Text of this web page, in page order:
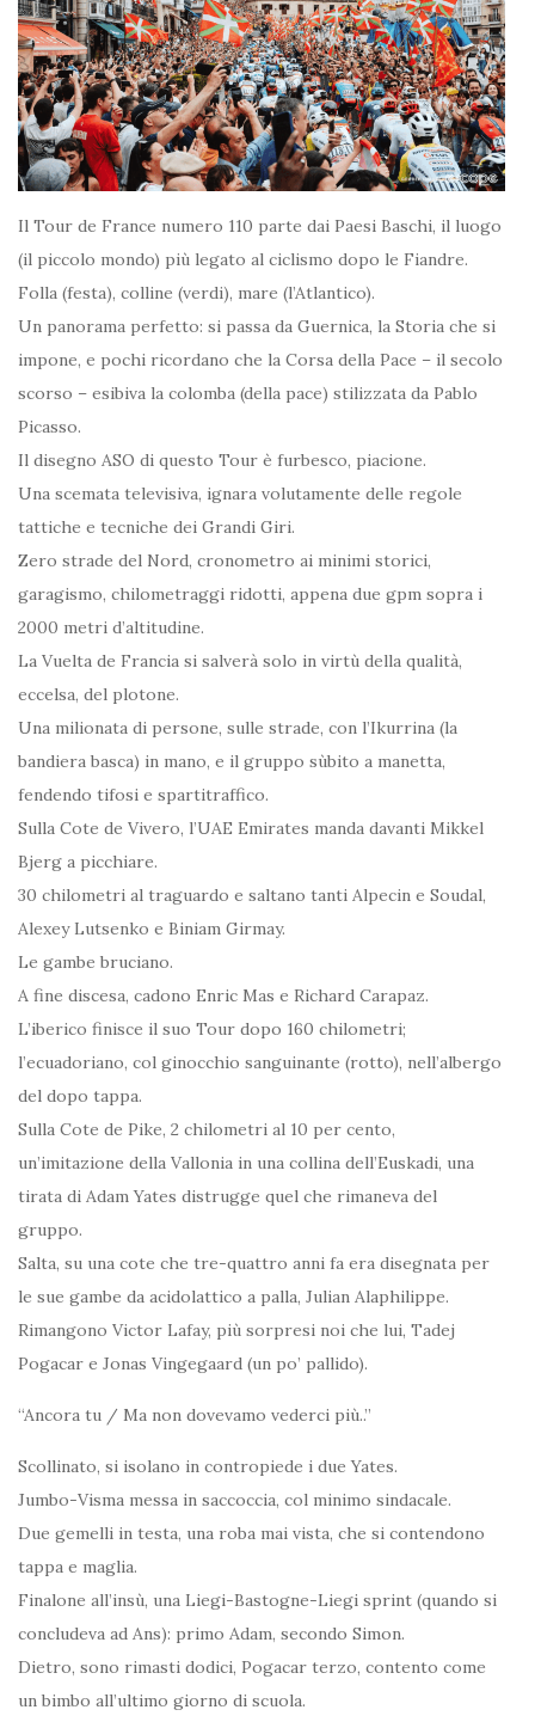
Il Tour de France numero 110 parte dai Paesi Baschi, il luogo
(il piccolo mondo) più legato al ciclismo dopo le Fiandre.
Folla (festa), colline (verdi), mare (l’Atlantico).
Un panorama perfetto: si passa da Guernica, la Storia che si
impone, e pochi ricordano che la Corsa della Pace – il secolo
scorso – esibiva la colomba (della pace) stilizzata da Pablo
Picasso.
Il disegno ASO di questo Tour è furbesco, piacione.
Una scemata televisiva, ignara volutamente delle regole
tattiche e tecniche dei Grandi Giri.
Zero strade del Nord, cronometro ai minimi storici,
garagismo, chilometraggi ridotti, appena due gpm sopra i
2000 metri d’altitudine.
La Vuelta de Francia si salverà solo in virtù della qualità,
eccelsa, del plotone.
Una milionata di persone, sulle strade, con l’Ikurrina (la
bandiera basca) in mano, e il gruppo sùbito a manetta,
fendendo tifosi e spartitraffico.
Sulla Cote de Vivero, l’UAE Emirates manda davanti Mikkel
Bjerg a picchiare.
30 chilometri al traguardo e saltano tanti Alpecin e Soudal,
Alexey Lutsenko e Biniam Girmay.
Le gambe bruciano.
A fine discesa, cadono Enric Mas e Richard Carapaz.
L’iberico finisce il suo Tour dopo 160 chilometri;
l’ecuadoriano, col ginocchio sanguinante (rotto), nell’albergo
del dopo tappa.
Sulla Cote de Pike, 2 chilometri al 10 per cento,
un’imitazione della Vallonia in una collina dell’Euskadi, una
tirata di Adam Yates distrugge quel che rimaneva del
gruppo.
Salta, su una cote che tre-quattro anni fa era disegnata per
le sue gambe da acidolattico a palla, Julian Alaphilippe.
Rimangono Victor Lafay, più sorpresi noi che lui, Tadej
Pogacar e Jonas Vingegaard (un po’ pallido).
“Ancora tu / Ma non dovevamo vederci più..”
Scollinato, si isolano in contropiede i due Yates.
Jumbo-Visma messa in saccoccia, col minimo sindacale.
Due gemelli in testa, una roba mai vista, che si contendono
tappa e maglia.
Finalone all’insù, una Liegi-Bastogne-Liegi sprint (quando si
concludeva ad Ans): primo Adam, secondo Simon.
Dietro, sono rimasti dodici, Pogacar terzo, contento come
un bimbo all’ultimo giorno di scuola.